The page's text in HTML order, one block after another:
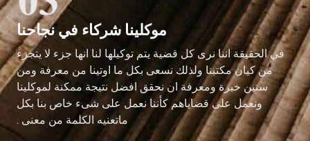
موكلينا شركاء في نجاحنا
في الحقيقة اننا نرى كل قضية يتم توكيلها لنا انها جزء لا يتجزء
من كيان مكتبنا ولذلك نسعى بكل ما اوتينا من معرفة ومن
سنين خبرة ومعرفة ان نحقق افضل نتيجة ممكنة لموكلينا
ونعمل على قضاياهم كأننا نعمل على شىء خاص بنا بكل
ماتعنيه الكلمة من معنى .